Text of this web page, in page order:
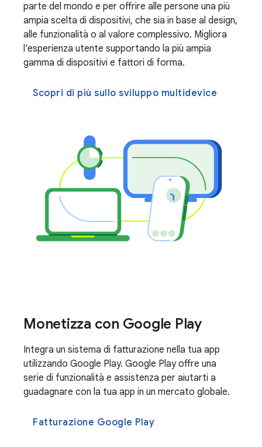
parte del mondo e per offrire alle persone una più
ampia scelta di dispositivi, che sia in base al design,
alle funzionalità o al valore complessivo. Migliora
l'esperienza utente supportando la più ampia
gamma di dispositivi e fattori di forma.
Scopri di più sullo sviluppo multidevice
Monetizza con Google Play
Integra un sistema di fatturazione nella tua app
utilizzando Google Play. Google Play offre una
serie di funzionalità e assistenza per aiutarti a
guadagnare con la tua app in un mercato globale.
Fatturazione Google Play